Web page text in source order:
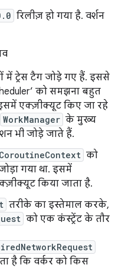
रिलीज़ हो गया है. वर्शन
में ट्रेस टैग जोड़े गए हैं. इससे
को समझना बहुत
एक्ज़ीक्यूट किए जा रहे
WorkManager के मुख्य
भी जोड़े जाते हैं.
को
गया था. इसमें
किया जाता है.
तरीके का इस्तेमाल करके,
को एक कंस्ट्रेंट के तौर
है कि वर्कर को किस